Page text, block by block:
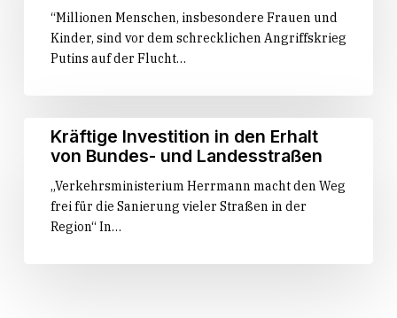
Kulissen
Landtags
Fraktion
ukrainischer
Flüchtlinge
Zwangsprostitution
“Millionen Menschen, insbesondere Frauen und
Kinder, sind vor dem schrecklichen Angriffskrieg
Putins auf der Flucht…
Kräftige
Investition
Erhalt
Kräftige Investition in den Erhalt
von Bundes- und Landesstraßen
„Verkehrsministerium Herrmann macht den Weg
frei für die Sanierung vieler Straßen in der
Region“ In…